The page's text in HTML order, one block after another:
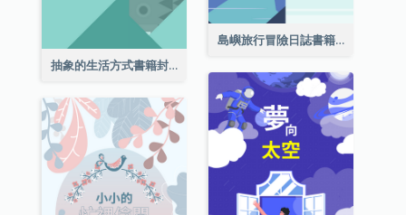
島嶼旅行冒險日誌書籍封面
抽象的生活方式書籍封面